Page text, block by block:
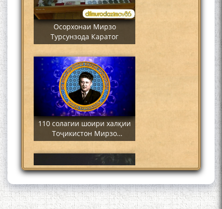
Осорхонаи Мирзо
Турсунзода Каратог
110 солагии шоири халқии
Тоҷикистон Мирзо
Турсунзода / Mirzo
Tursunzoda